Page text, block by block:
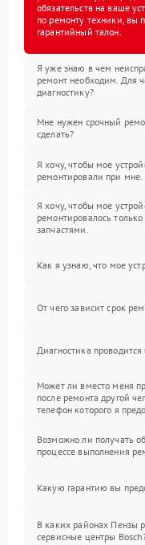
обязательств на ваше
по ремонту техники, вы
гарантийный талон.
Я уже знаю в чем
ремонт необходим. Для
диагностику?
Мне нужен срочный
сделать?
Я хочу, чтобы мое
ремонтировали при мне.
Я хочу, чтобы мое
ремонтировалось
запчастями.
Как я узнаю, что мое
От чего зависит срок
Диагностика проводится
Может ли вместо меня
после ремонта другой
телефон которого я
Возможно ли получать
процессе выполнения
Какую гарантию вы
В каких районах Пензы
сервисные центры